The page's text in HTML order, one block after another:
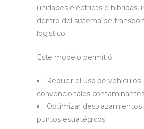
unidades eléctricas e híbridas,
dentro del sistema de
logístico.
Este modelo permitió:
Reducir el uso de vehículos
convencionales
Optimizar desplazamientos
puntos estratégicos.